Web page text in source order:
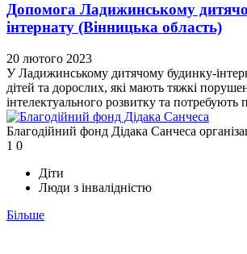
Допомога Ладижинському
інтернату (Вінницька область)
20 лютого 2023
У Ладижинському дитячому будинку-
дітей та дорослих, які мають тяжкі
інтелектуального розвитку та потребують
Благодійний фонд Дідака Санчеса
1 0
Діти
Люди з інвалідністю
Більше